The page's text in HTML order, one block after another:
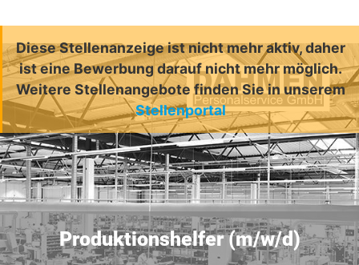
Diese Stellenanzeige ist nicht mehr aktiv, daher
ist eine Bewerbung darauf nicht mehr möglich.
Weitere Stellenangebote finden Sie in unserem
Stellenportal
Produktionshelfer (m/w/d)